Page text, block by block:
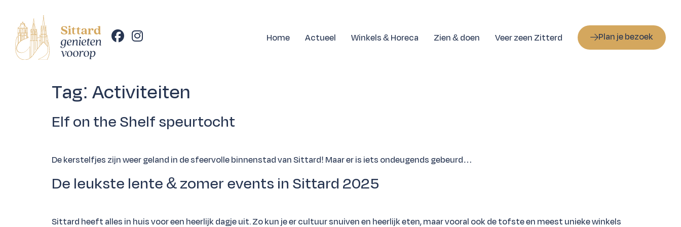
Home Actueel Winkels & Horeca Zien & doen Veer zeen Zitterd Plan je bezoek
Tag: Activiteiten
Elf on the Shelf speurtocht
De kerstelfjes zijn weer geland in de sfeervolle binnenstad van Sittard! Maar er is iets ondeugends gebeurd…
De leukste lente & zomer events in Sittard 2025
Sittard heeft alles in huis voor een heerlijk dagje uit. Zo kun je er cultuur snuiven en heerlijk eten, maar vooral ook de tofste en meest unieke winkels